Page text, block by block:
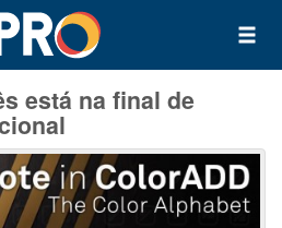
está na final de